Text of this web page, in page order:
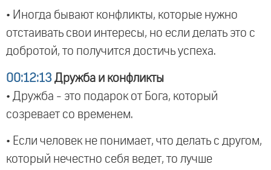
• Иногда бывают конфликты, которые нужно
отстаивать свои интересы, но если делать это с
добротой, то получится достичь успеха.
00:12:13 Дружба и конфликты
• Дружба - это подарок от Бога, который
созревает со временем.
• Если человек не понимает, что делать с другом,
который нечестно себя ведет, то лучше